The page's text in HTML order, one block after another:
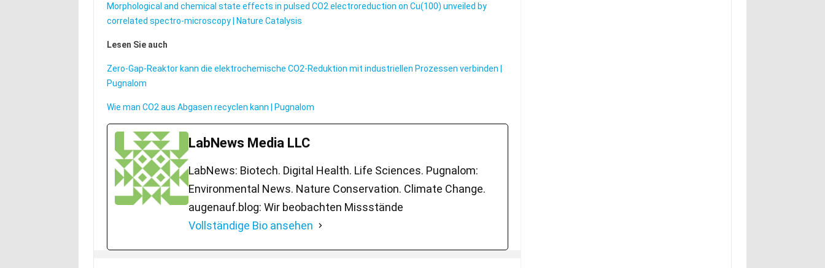
Morphological and chemical state effects in pulsed CO2 electroreduction on Cu(100) unveiled by
correlated spectro-microscopy | Nature Catalysis
Lesen Sie auch
Zero-Gap-Reaktor kann die elektrochemische CO2-Reduktion mit industriellen Prozessen verbinden |
Pugnalom
Wie man CO2 aus Abgasen recyclen kann | Pugnalom
LabNews Media LLC
LabNews: Biotech. Digital Health. Life Sciences. Pugnalom:
Environmental News. Nature Conservation. Climate Change.
augenauf.blog: Wir beobachten Missstände
Vollständige Bio ansehen